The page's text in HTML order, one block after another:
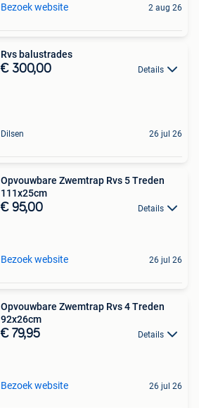
Bezoek website 2 aug 26
Rvs balustrades
€ 300,00 Details
Dilsen 26 jul 26
Opvouwbare Zwemtrap Rvs 5 Treden
111x25cm
€ 95,00 Details
Bezoek website 26 jul 26
Opvouwbare Zwemtrap Rvs 4 Treden
92x26cm
€ 79,95 Details
Bezoek website 26 jul 26